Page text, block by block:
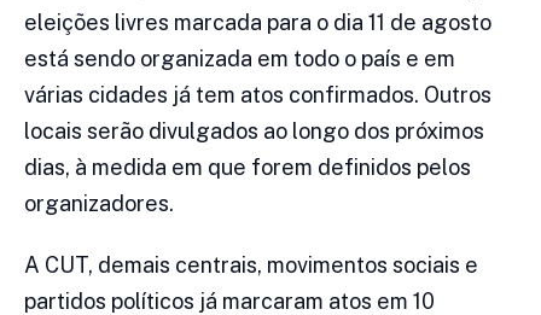
eleições livres marcada para o dia 11 de agosto
está sendo organizada em todo o país e em
várias cidades já tem atos confirmados. Outros
locais serão divulgados ao longo dos próximos
dias, à medida em que forem definidos pelos
organizadores.
A CUT, demais centrais, movimentos sociais e
partidos políticos já marcaram atos em 10